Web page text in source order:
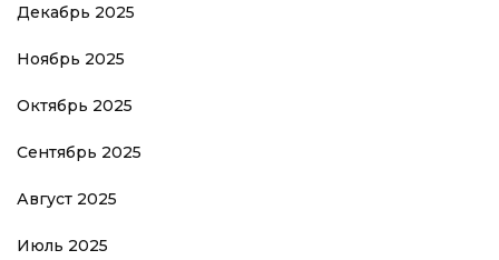
Декабрь 2025
Ноябрь 2025
Октябрь 2025
Сентябрь 2025
Август 2025
Июль 2025